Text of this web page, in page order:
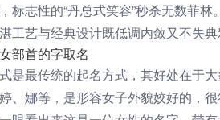
标志性的“丹总式笑容”秒杀无数菲
工艺与经典设计既低调内敛又不失
部首的字取名
是最传统的起名方式，其好处在于
、娜等，是形容女子外貌姣好的，